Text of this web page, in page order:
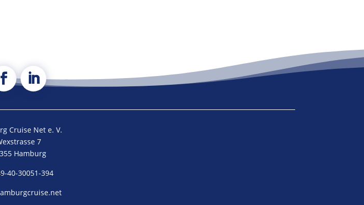
Cruise Net e. V.
7
Hamburg
40-30051-394